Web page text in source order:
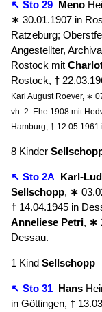
↖ Sto 29 Meno
∗ 30.01.1907 in
Ratzeburg;
Angestellter,
Rostock mit
Rostock, †
Karl August Roever, ∗
vh. 2. Ehe 1908 mit
Hamburg, † 12.05.1961
8 Kinder
↖ Sto 2A Karl-
Sellschopp, ∗
† 14.04.1945 in
Anneliese Petri, ∗
Dessau.
1 Kind Sellschopp
↖ Sto 31 Hans
in Göttingen, †